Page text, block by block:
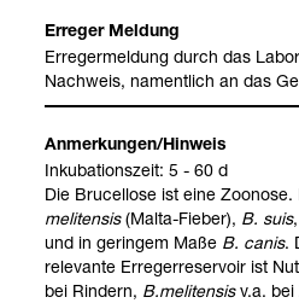
Erre­ger Mel­dung
Erre­ger­mel­dung durch das
Nach­weis, nament­lich an das
Anmer­kun­gen/Hin­weis
Inku­ba­ti­ons­zeit: 5 - 60 d
Die Bru­cel­lose ist eine
meli­ten­sis(Malta-​Fie­ber), B. suis,
und in gerin­gem Maße B. canis.
rele­vante Erre­ger­re­ser­voir ist
bei Rin­dern, B.meli­ten­sisv.a. bei